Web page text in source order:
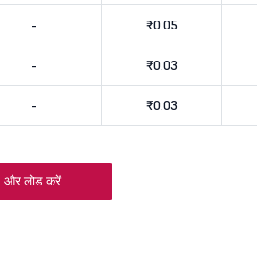
- ₹0.05
- ₹0.03
- ₹0.03
और लोड करें